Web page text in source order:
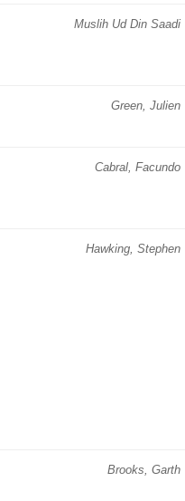
Muslih Ud Din Saadi
Green, Julien
Cabral, Facundo
Hawking, Stephen
Brooks, Garth